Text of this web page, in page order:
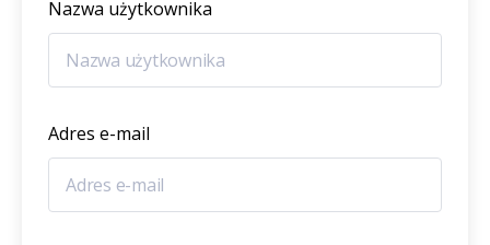
Nazwa użytkownika
Adres e-mail